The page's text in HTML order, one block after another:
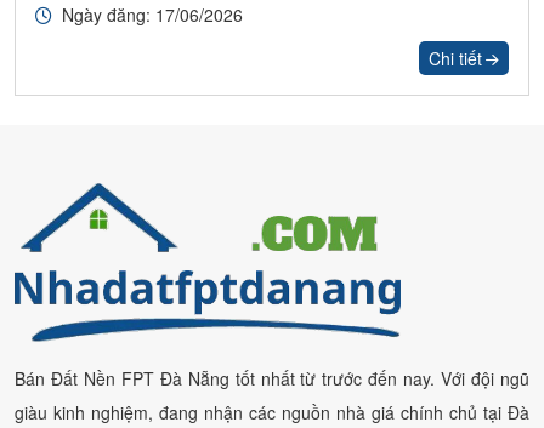
Ngày đăng: 17/06/2026
Chi tiết
Bán Đất Nền FPT Đà Nẵng tốt nhất từ trước đến nay. Với đội ngũ
giàu kinh nghiệm, đang nhận các nguồn nhà giá chính chủ tại Đà